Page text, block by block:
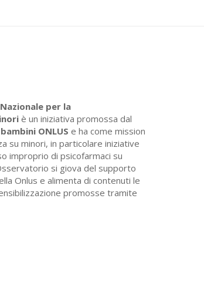
per la
è un iniziativa promossa dal
ONLUS e ha come mission
su minori, in particolare iniziative
improprio di psicofarmaci su
si giova del supporto
Onlus e alimenta di contenuti le
promosse tramite